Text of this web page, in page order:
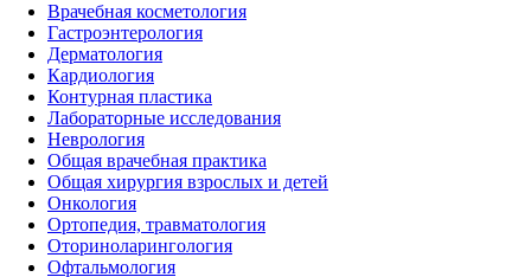
Врачебная косметология
Гастроэнтерология
Дерматология
Кардиология
Контурная пластика
Лабораторные исследования
Неврология
Общая врачебная практика
Общая хирургия взрослых и детей
Онкология
Ортопедия, травматология
Оториноларингология
Офтальмология